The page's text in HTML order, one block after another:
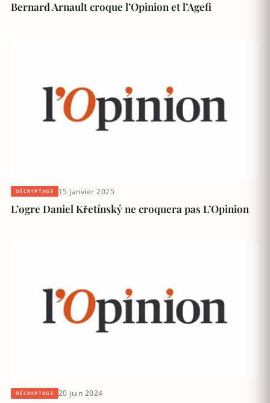
Bernard Arnault croque l’Opinion et l’Agefi
DÉCRYPTAGE 15 janvier 2025
L’ogre Daniel Křetínský ne croquera pas L’Opinion
DÉCRYPTAGE 20 juin 2024